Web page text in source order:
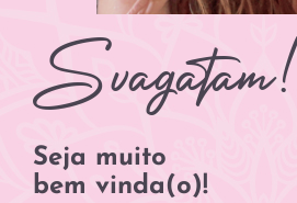
Svagatam!
Seja muito
bem vinda(o)!